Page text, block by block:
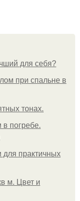
для себя?
при спальне в
тонах.
погребе.
практичных
м. Цвет и